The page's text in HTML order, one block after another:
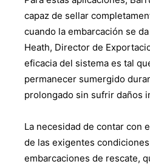
capaz de sellar
cuando la embarcación se
Heath, Director de
eficacia del sistema es tal
permanecer sumergido
prolongado sin sufrir daños
La necesidad de contar con
de las exigentes
embarcaciones de rescate,